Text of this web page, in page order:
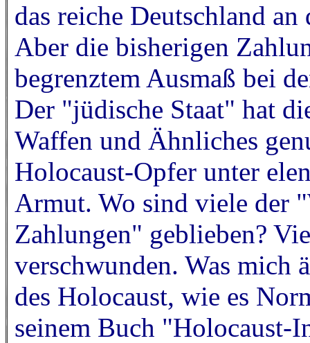
das reiche Deutschland
Aber die bisherigen
begrenztem Ausmaß bei
Der "jüdische Staat" hat
Waffen und Ähnliches
Holocaust-Opfer unter
Armut. Wo sind viele der
Zahlungen" geblieben?
verschwunden. Was mich
des Holocaust, wie es
seinem Buch "Holocaust-